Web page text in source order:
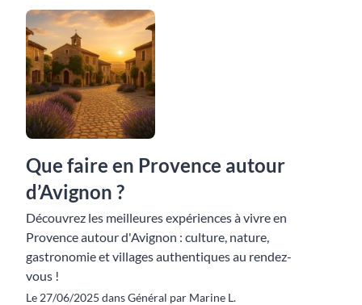
Que faire en Provence autour
d’Avignon ?
Découvrez les meilleures expériences à vivre en
Provence autour d'Avignon : culture, nature,
gastronomie et villages authentiques au rendez-
vous !
Le 27/06/2025 dans Général par Marine L.